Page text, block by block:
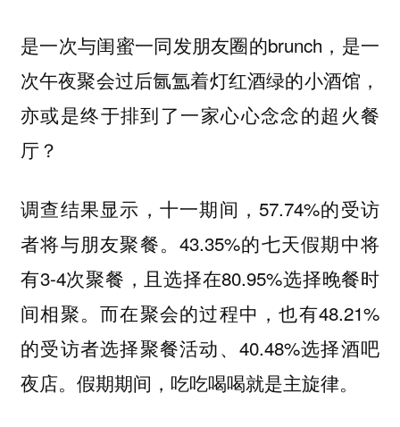
是一次与闺蜜一同发朋友圈的brunch，是一
次午夜聚会过后氤氲着灯红酒绿的小酒馆，
亦或是终于排到了一家心心念念的超火餐
厅？
调查结果显示，十一期间，57.74%的受访
者将与朋友聚餐。43.35%的七天假期中将
有3-4次聚餐，且选择在80.95%选择晚餐时
间相聚。而在聚会的过程中，也有48.21%
的受访者选择聚餐活动、40.48%选择酒吧
夜店。假期期间，吃吃喝喝就是主旋律。